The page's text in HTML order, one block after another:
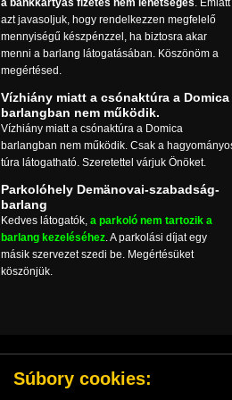
a bankkártyás fizetés nem lehetséges. Emiatt
azt javasoljuk, hogy rendelkezzen megfelelő
mennyiségű készpénzzel, ha biztosra akar
menni a barlang látogatásában. Köszönöm a
megértésed.
Vízhiány miatt a csónaktúra a Domica
barlangban nem működik.
Vízhiány miatt a csónaktúra a Domica
barlangban nem működik. Csak a
túra látogatható. Szeretettel várjuk Önöket.
Parkolóhely Demänovai-szabadság-
barlang
Kedves látogatók, a parkoló nem tartozik a
barlang kezeléséhez. A parkolási díjat egy
másik szervezet szedi be. Megértésüket
köszönjük.
Súbory cookies: